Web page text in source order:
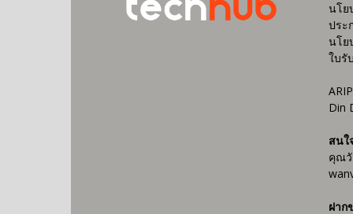
นโย
ประ
นโย
ใบรั
Din
สนใ
คุณวั
ฝาก